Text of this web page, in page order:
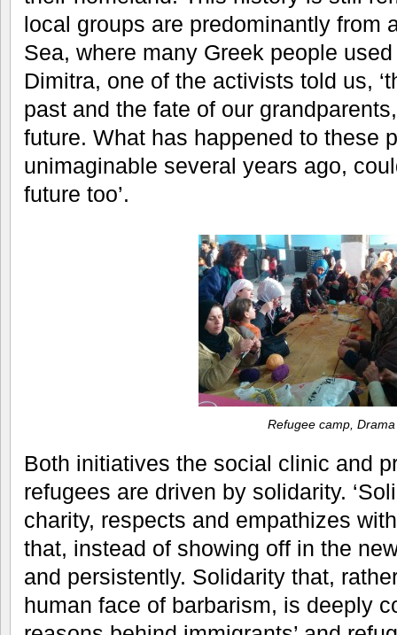
local groups are predominantly from
Sea, where many Greek people
Dimitra, one of the activists told us,
past and the fate of our
future. What has happened to these
unimaginable several years ago,
future too’.
Refugee camp, Drama
Both initiatives the social clinic and
refugees are driven by solidarity.
charity, respects and empathizes
that, instead of showing off in the
and persistently. Solidarity that,
human face of barbarism, is deeply